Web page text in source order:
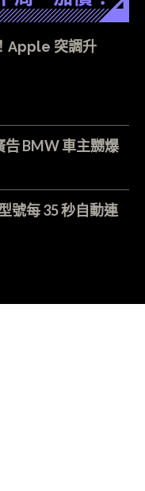
Apple 突調升
BMW 車主嬲爆
號每 35 秒自動連